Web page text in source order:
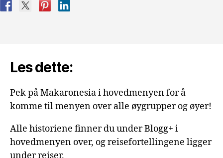
Les dette:
Pek på Makaronesia i hovedmenyen for å
komme til menyen over alle øygrupper og øyer!
Alle historiene finner du under Blogg+ i
hovedmenyen over, og reisefortellingene ligger
under reiser.